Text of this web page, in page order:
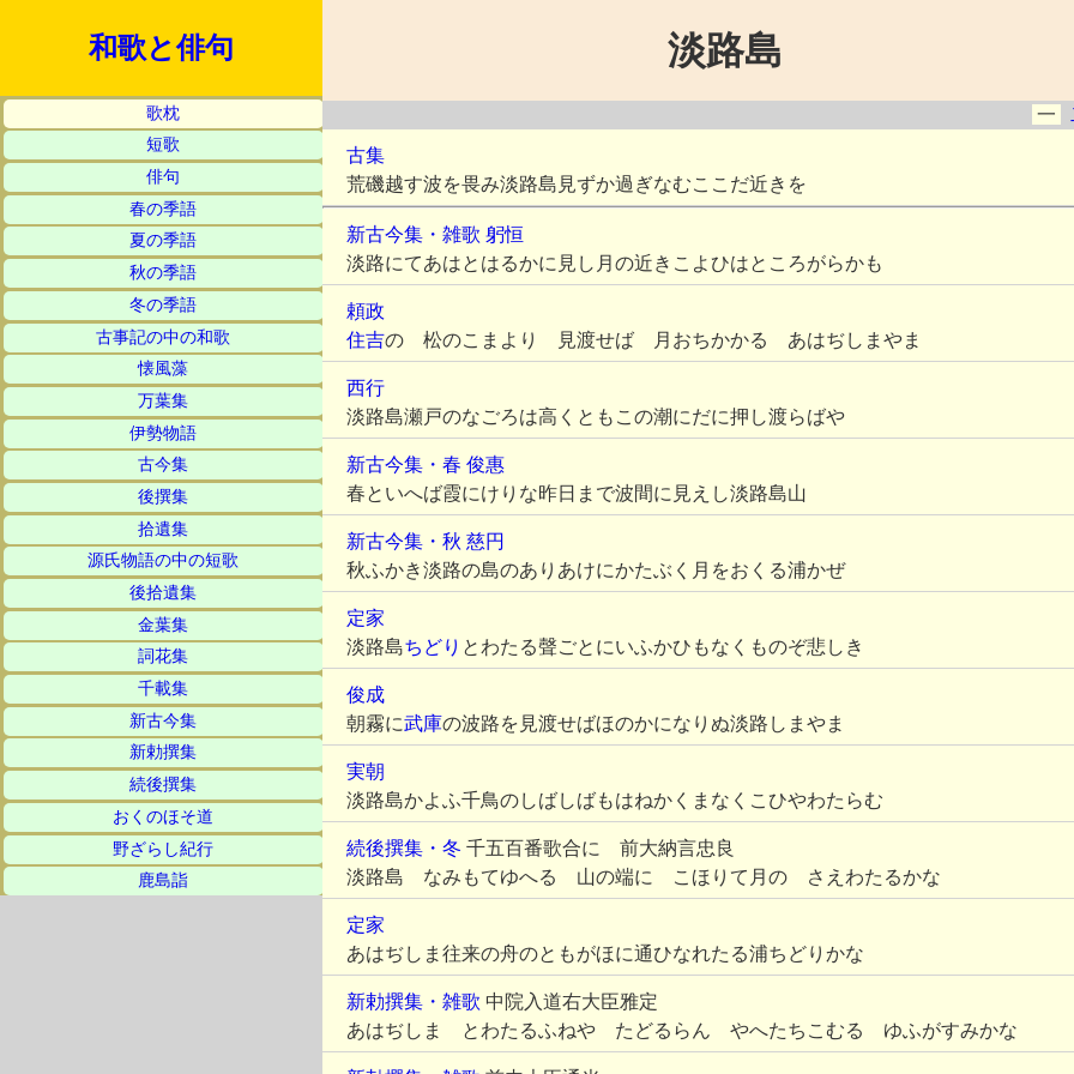
和歌と俳句
歌枕
短歌
俳句
春の季語
夏の季語
秋の季語
冬の季語
古事記の中の和歌
懐風藻
万葉集
伊勢物語
古今集
後撰集
拾遺集
源氏物語の中の短歌
後拾遺集
金葉集
詞花集
千載集
新古今集
新勅撰集
続後撰集
おくのほそ道
野ざらし紀行
鹿島詣
淡路島
一
古集
荒磯越す波を畏み淡路島見ずか過ぎなむここだ近きを
新古今集・雑歌 躬恒
淡路にてあはとはるかに見し月の近きこよひはところがらかも
頼政
住吉の 松のこまより 見渡せば 月おちかかる あはぢしまやま
西行
淡路島瀬戸のなごろは高くともこの潮にだに押し渡らばや
新古今集・春 俊惠
春といへば霞にけりな昨日まで波間に見えし淡路島山
新古今集・秋 慈円
秋ふかき淡路の島のありあけにかたぶく月をおくる浦かぜ
定家
淡路島ちどり とわたる聲ごとにいふかひもなくものぞ悲しき
俊成
朝霧に武庫の波路を見渡せばほのかになりぬ淡路しまやま
実朝
淡路島かよふ千鳥のしばしばもはねかくまなくこひやわたらむ
続後撰集・冬 千五百番歌合に 前大納言忠良
淡路島 なみもてゆへる 山の端に こほりて月の さえわたるかな
定家
あはぢしま往来の舟のともがほに通ひなれたる浦ちどりかな
新勅撰集・雑歌 中院入道右大臣雅定
あはぢしま とわたるふねや たどるらん やへたちこむる ゆふがすみかな